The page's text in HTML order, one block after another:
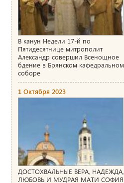
В канун Недели 17-й по
Пятидесятнице митрополит
Александр совершил Всенощное
бдение в Брянском кафедральном
соборе
1 Октября 2023
ДОСТОХВАЛЬНЫЕ ВЕРА, НАДЕЖДА,
ЛЮБОВЬ И МУДРАЯ МАТИ СОФИЯ